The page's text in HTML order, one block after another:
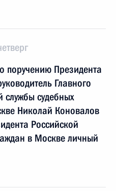
поручению Президента
Главного
службы судебных
Николай Коновалов
Российской
в Москве личный